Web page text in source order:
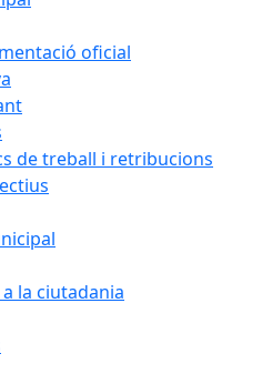
oficial
de treball i retribucions
la ciutadania